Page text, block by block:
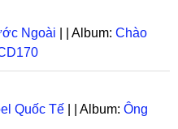
Ngoài | | Album: Chào
Quốc Tế | | Album: Ông